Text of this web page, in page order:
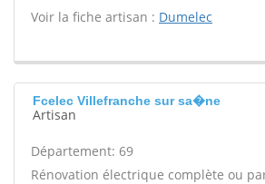
Voir la fiche artisan : Dumelec
Fcelec Villefranche sur sa�ne
Artisan
Département: 69
Rénovation électrique complète ou